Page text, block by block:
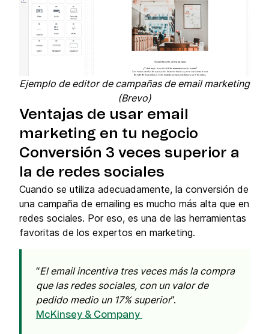
Ejemplo de editor de campañas de email marketing
(Brevo)
Ventajas de usar email
marketing en tu negocio
Conversión 3 veces superior a
la de redes sociales
Cuando se utiliza adecuadamente, la conversión de
una campaña de emailing es mucho más alta que en
redes sociales. Por eso, es una de las herramientas
favoritas de los expertos en marketing.
El email incentiva tres veces más la compra
que las redes sociales, con un valor de
pedido medio un 17% superior .
McKinsey & Company